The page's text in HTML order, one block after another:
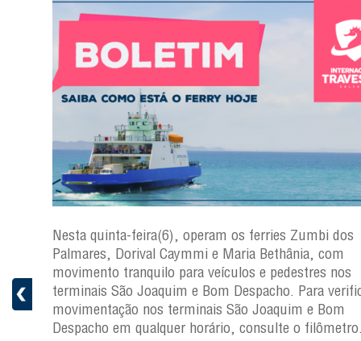
Nesta quinta-feira(6), operam os ferries Zumbi dos
Palmares, Dorival Caymmi e Maria Bethânia, com
movimento tranquilo para veículos e pedestres nos
terminais São Joaquim e Bom Despacho. Para
movimentação nos terminais São Joaquim e Bom
Despacho em qualquer horário, consulte o